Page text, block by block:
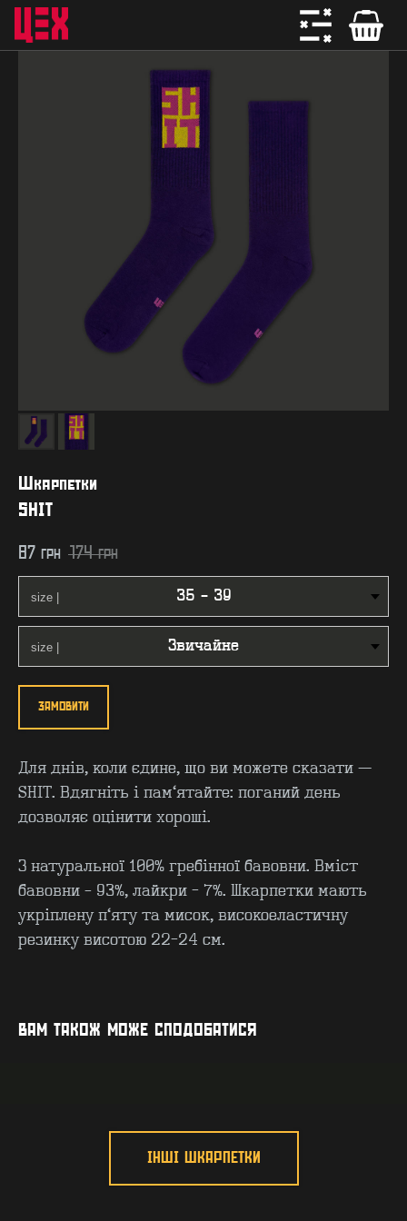
Шкарпетки
SHIT
87 грн 174 грн
ЗАМОВИТИ
Для днів, коли єдине, що ви можете сказати —
SHIT. Вдягніть і пам'ятайте: поганий день
дозволяє оцінити хороші.
З натуральної 100% гребінної бавовни. Вміст
бавовни – 93%, лайкри - 7%. Шкарпетки мають
укріплену п’яту та мисок, високоеластичну
резинку висотою 22-24 см.
ВАМ ТАКОЖ МОЖЕ СПОДОБАТИСЯ
ІНШІ ШКАРПЕТКИ